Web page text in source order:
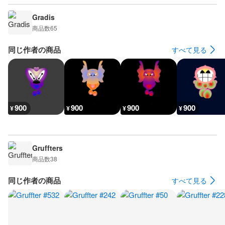
Gradis
商品数65
同じ作者の商品 すべて見る
¥900 ¥900 ¥900 ¥900
Gruffters
商品数38
同じ作者の商品 すべて見る